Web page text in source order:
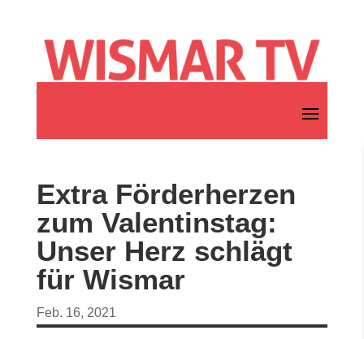
Extra Förderherzen
zum Valentinstag:
Unser Herz schlägt
für Wismar
Feb. 16, 2021